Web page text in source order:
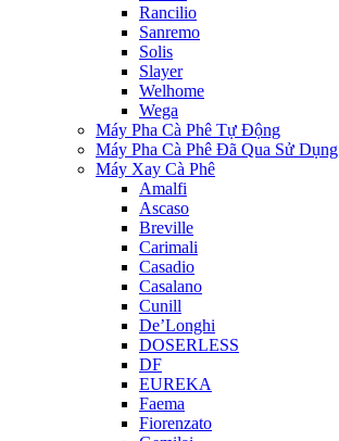
Rancilio
Sanremo
Solis
Slayer
Welhome
Wega
Máy Pha Cà Phê Tự Động
Máy Pha Cà Phê Đã Qua Sử Dụng
Máy Xay Cà Phê
Amalfi
Ascaso
Breville
Carimali
Casadio
Casalano
Cunill
De’Longhi
DOSERLESS
DF
EUREKA
Faema
Fiorenzato